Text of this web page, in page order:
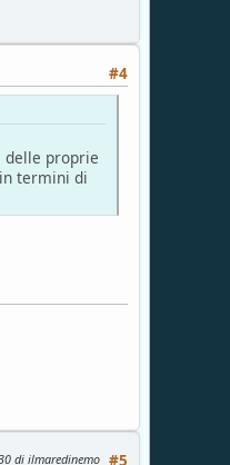
#4
delle proprie
termini di
#5
di ilmaredinemo